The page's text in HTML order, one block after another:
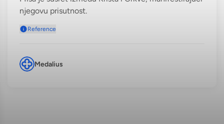
njegovu prisutnost.
Reference
Medalius